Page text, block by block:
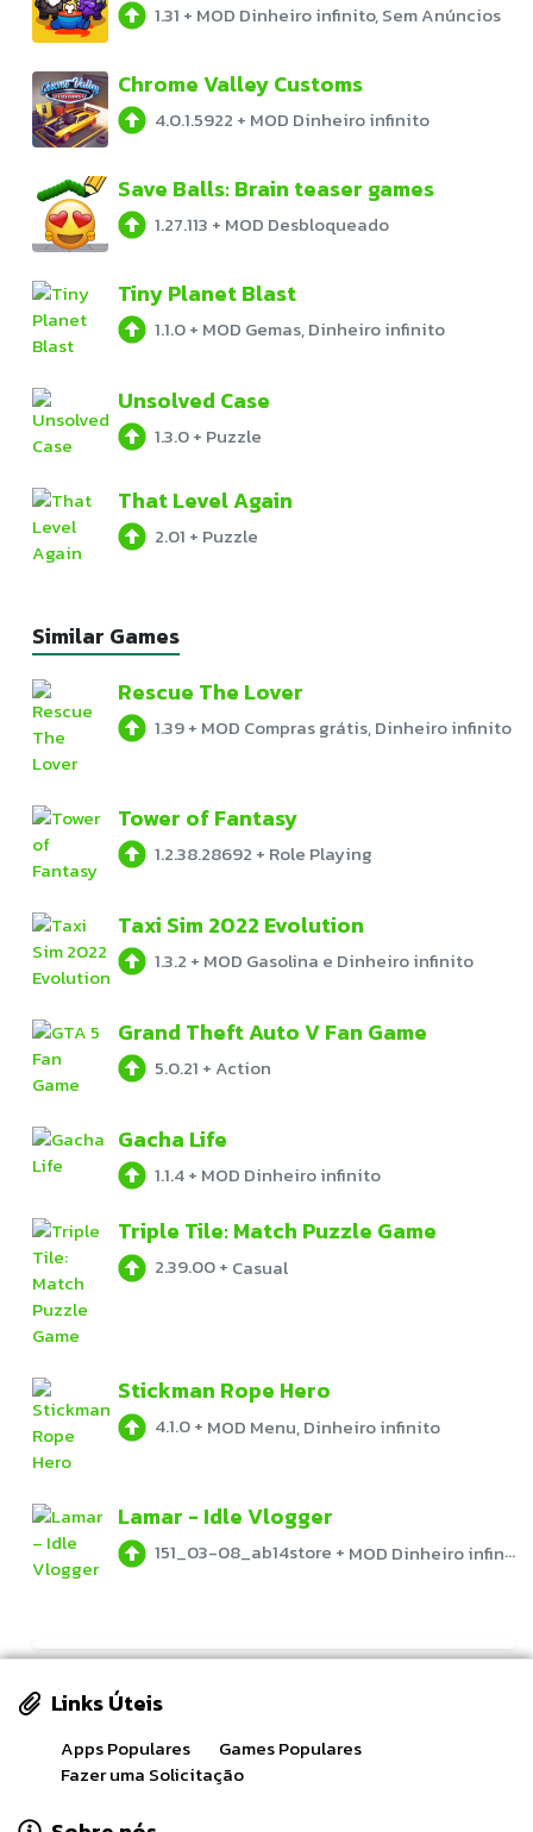
1.31 + MOD Dinheiro infinito, Sem Anúncios
Chrome Valley Customs
4.0.1.5922 + MOD Dinheiro infinito
Save Balls: Brain teaser games
1.27.113 + MOD Desbloqueado
Tiny Planet Blast
1.1.0+ MOD Gemas, Dinheiro infinito
Unsolved Case
1.3.0+ Puzzle
That Level Again
2.01 + Puzzle
Similar Games
Rescue The Lover
1.39+ MOD Compras grátis, Dinheiro infinito
Tower of Fantasy
1.2.38.28692 + Role Playing
Taxi Sim 2022 Evolution
1.3.2 + MOD Gasolina e Dinheiro infinito
Grand Theft Auto V Fan Game
5.0.21 + Action
Gacha Life
1.1.4+ MOD Dinheiro infinito
Triple Tile: Match Puzzle Game
2.39.00+ Casual
Stickman Rope Hero
4.1.0+ MOD Menu, Dinheiro infinito
Lamar - Idle Vlogger
151_03-08_ab14store + MOD Dinheiro infinito
Links Úteis
Apps Populares
Games Populares
Fazer uma Solicitação